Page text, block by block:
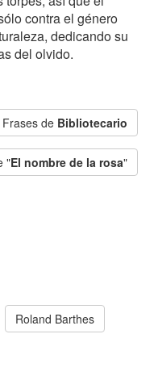
contra el género
dedicando su
del olvido.
Frases de Bibliotecario
"El nombre de la rosa"
Roland Barthes